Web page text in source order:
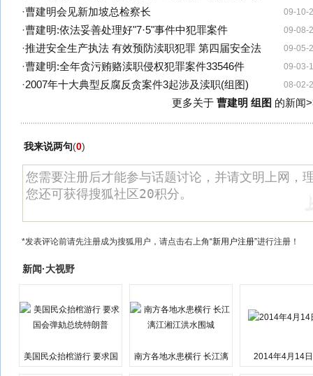
09-10-
·曹建明会见新加坡总检察长
09-08-
·曹建明:依法妥善处理好"7·5"事件中犯罪案件
09-05-
·推进安全生产执法 有效预防渎职犯罪 第四届安全法
09-03-
·曹建明:全年贪污贿赂渎职侵权犯罪案件33546件
08-02-
·2007年十大典型反腐反贪案件3起涉及渎职(组图)
更多关于 曹建明 组图 的新闻
我来说两句(0)
*发表评论前请先注册成为搜狐用户，请点击右上角“新用户注册”进行注册！
新闻·大视野
美国民众抬棺游行 要求国
南方各地水患横行 长江漓
2014年4月14